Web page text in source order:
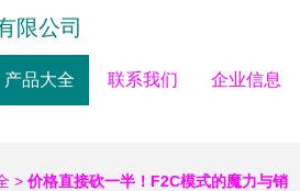
限公司
产品大全 联系我们 企业信息
> 价格直接砍一半！F2C模式的魔力与销